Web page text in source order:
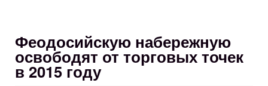
Феодосийскую набережную
освободят от торговых точек
в 2015 году